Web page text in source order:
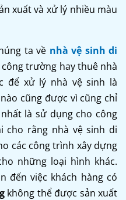
xuất và xử lý nhiều màu
ta về nhà vệ sinh di
trường hay thuê nhà
để xử lý nhà vệ sinh là
cũng được vì cũng chỉ
là sử dụng cho công
cho rằng nhà vệ sinh di
các công trình xây dựng
những loại hình khác.
đến việc khách hàng có
không thể được sản xuất